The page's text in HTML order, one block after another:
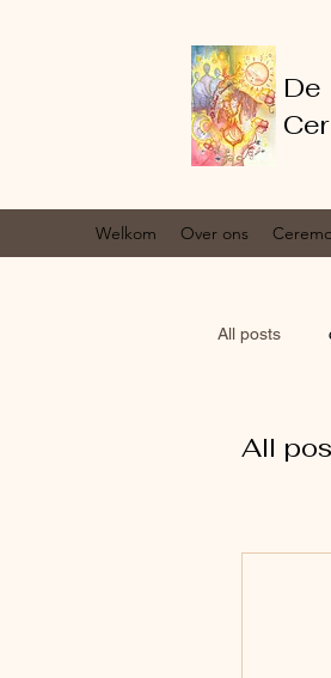
De
Welkom Over ons
All posts
All